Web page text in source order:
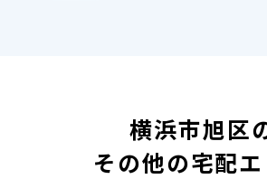
横浜市旭区
その他の宅配